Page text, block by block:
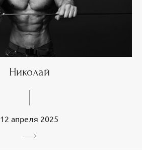
Николай
12 апреля 2025